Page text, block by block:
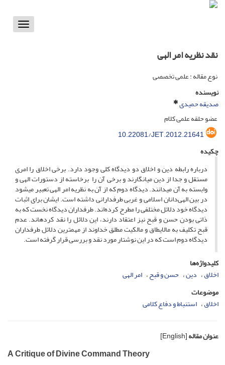
Toggle
نقد نظریه امر الهی
نوع مقاله : علمی تخصصی
نویسنده
صدیقه حمیدی
عضو حلقه علمی کلام
10.22081/JET.2012.21641
چکیده
درباره رابطه دین و اخلاق دو دیدگاه کلی وجود دارد. برخی اخلاق را امری
مستقل و جدا از دین می‏انگارند و برخی آن‏ را برخاسته از دستورات الهی و
وابسته به آن می‏دانند. دیدگاه دوم که از آن به نظریه امر الهی تعبیر می‏شود
در بین الهی‌دانان اسلامی و غربی طرفدارانی داشته است. ایشان برای اثبات
دیدگاه خود دلائل مختلفی را مطرح کرده‌اند. طرفداران دیدگاه نخست که به
ذاتی بودن حسن و قبح نیز اعتقاد دارند، این دلائل را نقد کرده‏اند. عدم
قبح تکلیف به مالایطاق و مالکیت مطلق خداوند از مهمترین دلائل طرفداران
دیدگاه دوم است که در این نوشتار مورد نقد و بررسی قرار گرفته است.
کلیدواژه‌ها
اخلاق دین حسن و قبح امر الهی
موضوعات
اخلاق استنباط و دفاع کلامی
عنوان مقاله[English]
A Critique of Divine Command Theory